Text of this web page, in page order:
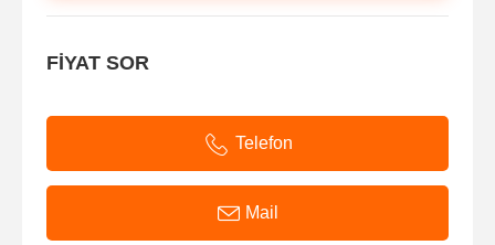
FİYAT SOR
Telefon
Mail